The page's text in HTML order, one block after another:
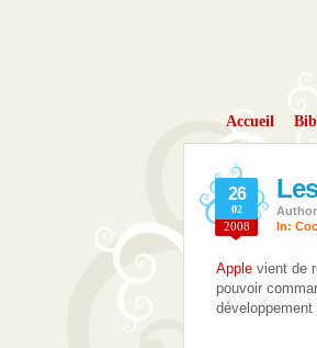
Accueil
26
02
2008
In:
Apple vient de
pouvoir